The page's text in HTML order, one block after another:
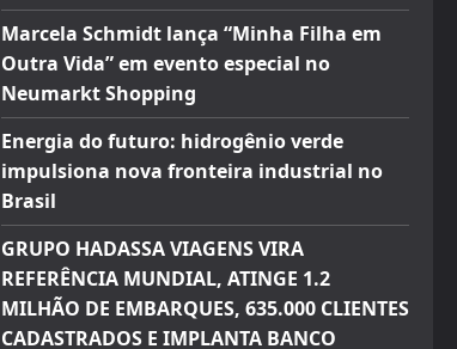
Marcela Schmidt lança “Minha Filha em
Outra Vida” em evento especial no
Neumarkt Shopping
Energia do futuro: hidrogênio verde
impulsiona nova fronteira industrial no
Brasil
GRUPO HADASSA VIAGENS VIRA
REFERÊNCIA MUNDIAL, ATINGE 1.2
MILHÃO DE EMBARQUES, 635.000 CLIENTES
CADASTRADOS E IMPLANTA BANCO